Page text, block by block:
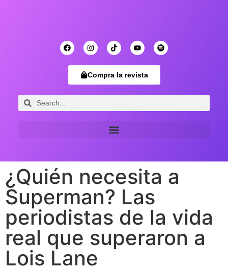
Compra la revista
¿Quién necesita a
Superman? Las
periodistas de la vida
real que superaron a
Lois Lane